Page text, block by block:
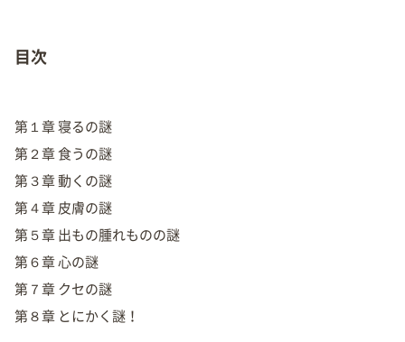
目次
第１章 寝るの謎
第２章 食うの謎
第３章 動くの謎
第４章 皮膚の謎
第５章 出もの腫れものの謎
第６章 心の謎
第７章 クセの謎
第８章 とにかく謎！